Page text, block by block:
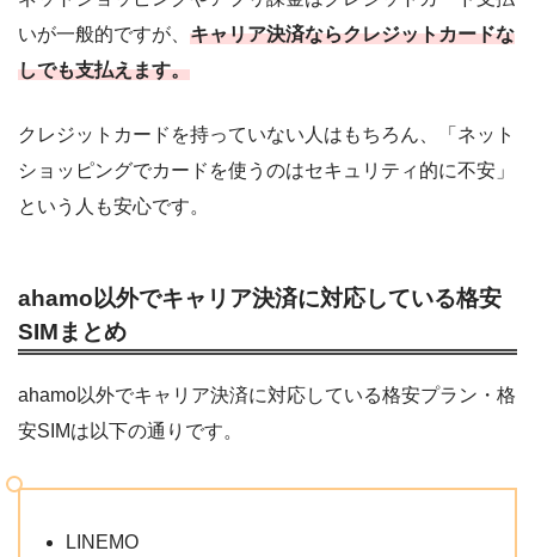
いが一般的ですが、 キャリア決済ならクレジットカードな
しでも支払えます。
クレジットカードを持っていない人はもちろん、「ネット
ショッピングでカードを使うのはセキュリティ的に不安」
という人も安心です。
ahamo以外でキャリア決済に対応している格安
SIMまとめ
ahamo以外でキャリア決済に対応している格安プラン・格
安SIMは以下の通りです。
LINEMO